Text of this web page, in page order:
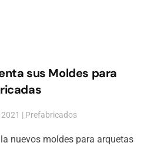
sus Moldes para
| Prefabricados
nuevos moldes para arquetas